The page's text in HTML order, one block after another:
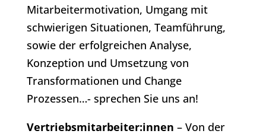
Mitarbeitermotivation, Umgang mit
schwierigen Situationen, Teamführung,
sowie der erfolgreichen Analyse,
Konzeption und Umsetzung von
Transformationen und Change
Prozessen…- sprechen Sie uns an!
Vertriebsmitarbeiter:innen – Von der